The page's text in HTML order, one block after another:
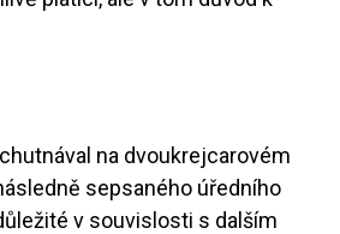
na dvoukrejcarovém
sepsaného úředního
v souvislosti s dalším